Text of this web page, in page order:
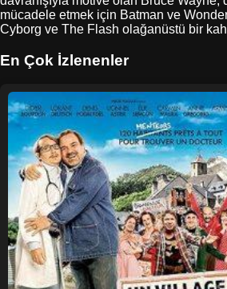
mücadele etmek için Batman ve
Cyborg ve The Flash olağanüstü bir
En Çok İzlenenler